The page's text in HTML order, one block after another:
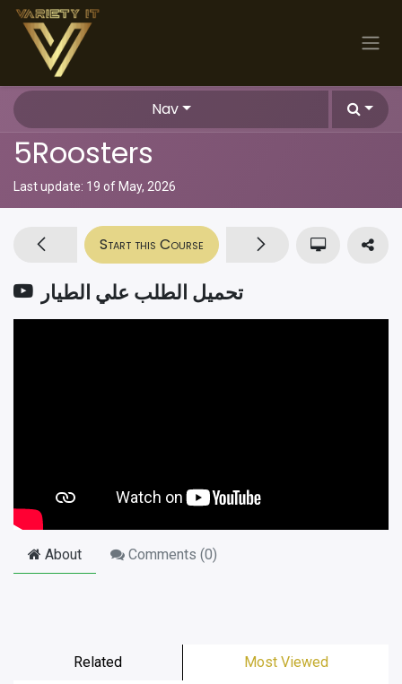
Skip to Content
Nav
5Roosters
Last update: 19 of May, 2026
Related Most Viewed
تحميل الطلب علي الطيار
Start this Course
About Comments (0)